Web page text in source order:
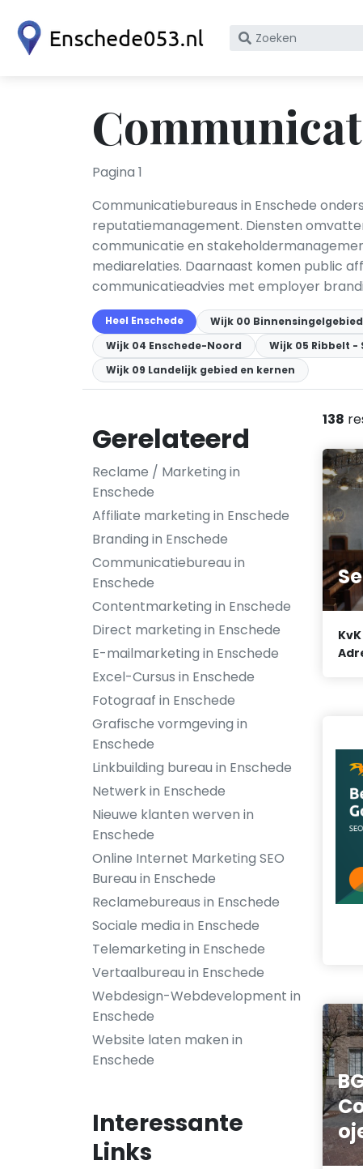
Zoek
KvK
nummer
Pagina 1
Communicatiebureaus in Enschede
reputatiemanagement. Diensten
communicatie en
mediarelaties. Daarnaast komen public
communicatieadvies met employer
Heel Enschede Wijk 00 Binnensingelgebied
Wijk 04 Enschede-Noord
Wijk 05 Ribbelt -
Wijk 09 Landelijk gebied en kernen
Gerelateerd
Reclame / Marketing in
Enschede
Affiliate marketing in Enschede
Branding in Enschede
Communicatiebureau in
Enschede
Contentmarketing in Enschede
Direct marketing in Enschede
E-mailmarketing in Enschede
Excel-Cursus in Enschede
Fotograaf in Enschede
Grafische vormgeving in
Enschede
Linkbuilding bureau in Enschede
Netwerk in Enschede
Nieuwe klanten werven in
Enschede
Online Internet Marketing SEO
Bureau in Enschede
Reclamebureaus in Enschede
Sociale media in Enschede
Telemarketing in Enschede
Vertaalbureau in Enschede
Webdesign-Webdevelopment in
Enschede
Website laten maken in
Enschede
Interessante
Links
138